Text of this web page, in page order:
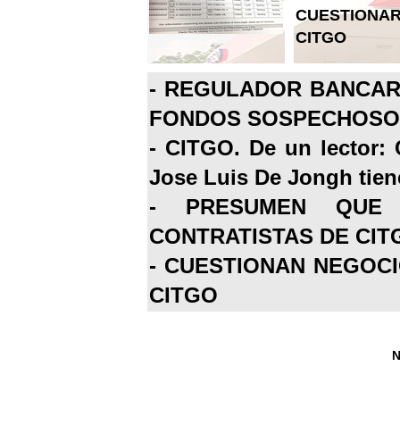
CITGO
- REGULADOR
FONDOS
- CITGO. De un lector:
Jose Luis De Jongh
- PRESUMEN
CONTRATISTAS DE
- CUESTIONAN
CITGO